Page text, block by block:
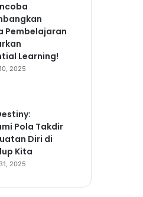
Pembelajaran
Learning!
2025
Pola Takdir
Diri di
Kita
2025